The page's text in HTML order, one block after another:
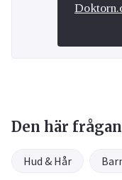
Den här
Hud & Hår